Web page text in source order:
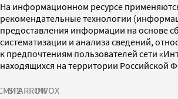
На информационном ресурсе
рекомендательные технологии
предоставления информации на основе
систематизации и анализа сведений,
к предпочтениям пользователей сети
находящихся на территории Российской
SPARROWINFOX